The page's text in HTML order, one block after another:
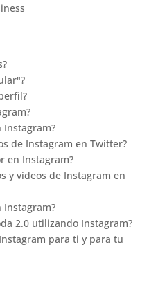
Instagram?
de Instagram en Twitter?
en Instagram?
y vídeos de Instagram en
Instagram?
2.0 utilizando Instagram?
para ti y para tu